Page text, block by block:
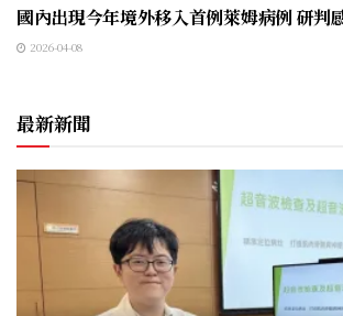
國內出現今年境外移入首例萊姆病例 研判
2026-04-08
最新新聞